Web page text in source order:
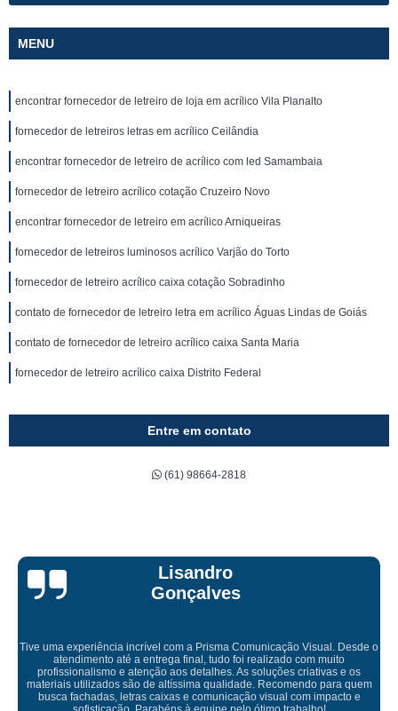
MENU
encontrar fornecedor de letreiro de loja em acrílico Vila Planalto
fornecedor de letreiros letras em acrílico Ceilândia
encontrar fornecedor de letreiro de acrílico com led Samambaia
fornecedor de letreiro acrílico cotação Cruzeiro Novo
encontrar fornecedor de letreiro em acrílico Arniqueiras
fornecedor de letreiros luminosos acrílico Varjão do Torto
fornecedor de letreiro acrílico caixa cotação Sobradinho
contato de fornecedor de letreiro letra em acrílico Águas Lindas de Goiás
contato de fornecedor de letreiro acrílico caixa Santa Maria
fornecedor de letreiro acrílico caixa Distrito Federal
Entre em contato
(61) 98664-2818
Bruna Eduarda
Empresa maravilhosa, entregue antes do prazo e a instalação da lona
ficou perfeita, indico de olhos fechados